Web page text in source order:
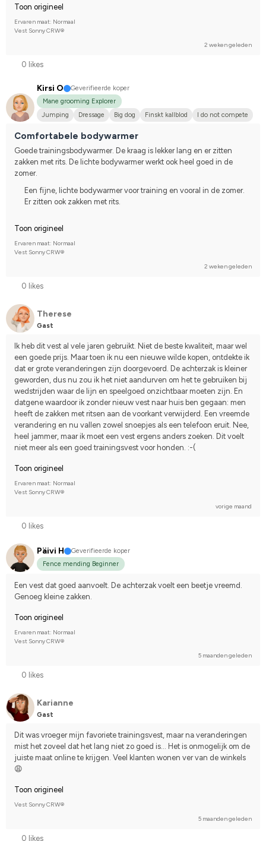
Toon origineel
Ervaren maat: Normaal
Vest Sonny CRW®
2 weken geleden
0 likes
Kirsi O
Geverifieerde koper
Mane grooming Explorer
Jumping
Dressage Big dog Finskt kallblod I do not compete
Comfortabele bodywarmer
Goede trainingsbodywarmer. De kraag is lekker lang en er zitten
zakken met rits. De lichte bodywarmer werkt ook heel goed in de
zomer.
Een fijne, lichte bodywarmer voor training en vooral in de zomer.
Er zitten ook zakken met rits.
Toon origineel
Ervaren maat: Normaal
Vest Sonny CRW®
2 weken geleden
0 likes
Therese
Gast
Ik heb dit vest al vele jaren gebruikt. Niet de beste kwaliteit, maar wel
een goede prijs. Maar toen ik nu een nieuwe wilde kopen, ontdekte ik
dat er grote veranderingen zijn doorgevoerd. De achterzak is kleiner
geworden, dus nu zou ik het niet aandurven om het te gebruiken bij
wedstrijden waar de lijn en speelgoed onzichtbaar moeten zijn. En
datgene waardoor ik zonder nieuw vest naar huis ben gegaan: men
heeft de zakken met ritsen aan de voorkant verwijderd. Een vreemde
verandering en nu vallen zowel snoepjes als een telefoon eruit. Nee,
heel jammer, maar ik moet een vest ergens anders zoeken. Dit voelt
niet meer als een goed trainingsvest voor honden. :-(
Toon origineel
Ervaren maat: Normaal
Vest Sonny CRW®
vorige maand
0 likes
Päivi H
Geverifieerde koper
Fence mending Beginner
Een vest dat goed aanvoelt. De achterzak voelt een beetje vreemd.
Genoeg kleine zakken.
Toon origineel
Ervaren maat: Normaal
Vest Sonny CRW®
5 maanden geleden
0 likes
Karianne
Gast
Dit was vroeger mijn favoriete trainingsvest, maar na veranderingen
mist het zoveel dat het lang niet zo goed is... Het is onmogelijk om de
juiste maat online te krijgen. Veel klanten wonen ver van de winkels
😩
Toon origineel
Vest Sonny CRW®
5 maanden geleden
0 likes